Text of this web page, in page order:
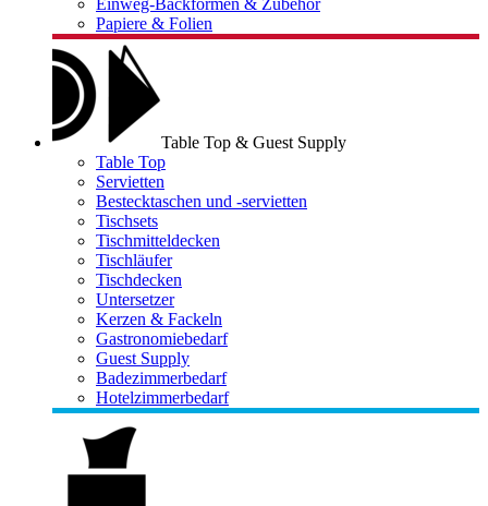
Einweg-Backformen & Zubehör
Papiere & Folien
Table Top & Guest Supply
Table Top
Servietten
Bestecktaschen und -servietten
Tischsets
Tischmitteldecken
Tischläufer
Tischdecken
Untersetzer
Kerzen & Fackeln
Gastronomiebedarf
Guest Supply
Badezimmerbedarf
Hotelzimmerbedarf